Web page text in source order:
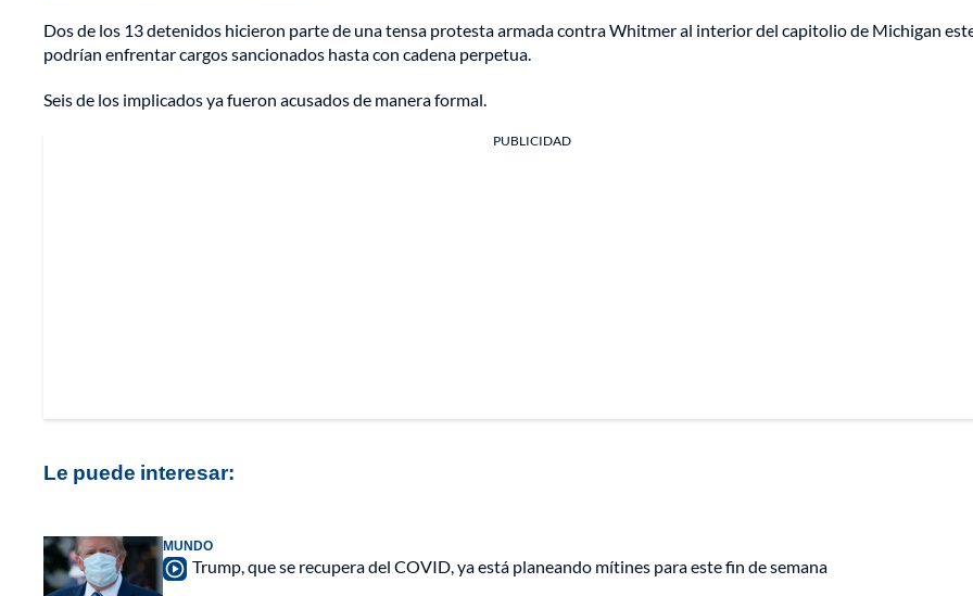
Dos de los 13 detenidos hicieron parte de una tensa protesta armada contra Whitmer al interior del capitolio de Michigan
podrían enfrentar cargos sancionados hasta con cadena perpetua.
Seis de los implicados ya fueron acusados de manera formal.
PUBLICIDAD
Le puede interesar:
MUNDO
Trump, que se recupera del COVID, ya está planeando mítines para este fin de semana